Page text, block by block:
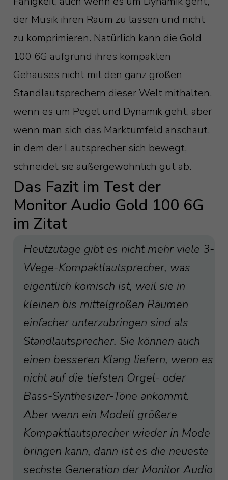
der Musik ihren Raum zu lassen und nicht
zu komprimieren. Natürlich kann die Gold
100 6G aufgrund ihres kompakten
Gehäuses nicht mit den ganz großen
Standlautsprechern dieser Welt mithalten,
wenn es um Pegel und Dynamik geht, aber
wenn man sich das Marktumfeld anschaut,
in dem der Lautsprecher sich bewegt,
schneidet sie außergewöhnlich gut ab.
Das Fazit im Test der
Monitor Audio Gold 100 6G
im Zitat
Heutzutage gibt es nicht mehr viele 3-
Wege-Kompaktlautsprecher, was
eigentlich komisch ist, weil sie in
kleinen bis mittelgroßen Räumen
einfacher unterzubringen sind als
Standlautsprecher. Sie können auch
einen besseren Klang liefern, wenn es
nicht auf die tiefsten Orgel- oder
Bass-Synthesizer-Töne ankommt.
Aber wenn ein Modell größere
Kompaktlautsprecher wieder in Mode
bringen kann, dann ist es die neueste
sechste Generation der Monitor Audio